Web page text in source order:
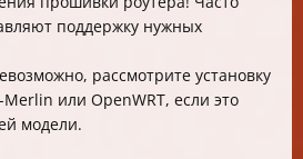
поддержку нужных
рассмотрите установку
или OpenWRT, если это
модели.